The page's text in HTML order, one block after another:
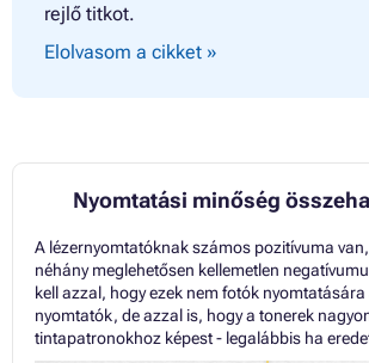
Toner RICOH AFICIO MP2851 SERIES
Toner RICOH AFICIO MP2851SP
Toner RICOH AFICIO MP2852SP
Toner RICOH AFICIO MP3010
Toner RICOH AFICIO MP3010AD
Toner RICOH AFICIO MP3010SP
Toner RICOH AFICIO MP3053
Toner RICOH AFICIO MP3300 SERIES
Toner RICOH AFICIO MP3350
Toner RICOH AFICIO MP3350 SERIES
Toner RICOH AFICIO MP3350B
rejlő titkot.
Elolvasom a cikket »
Nyomtatási minőség
A lézernyomtatóknak számos pozitívuma
néhány meglehetősen kellemetlen
kell azzal, hogy ezek nem fotók
nyomtatók, de azzal is, hogy a tonerek
tintapatronokhoz képest - legalábbis ha